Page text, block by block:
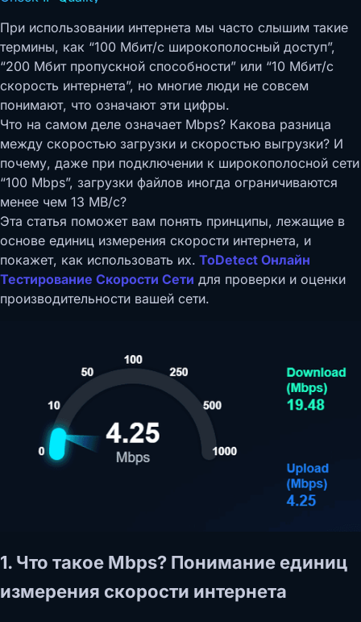
При использовании интернета мы часто слышим такие
термины, как “100 Мбит/с широкополосный доступ”,
“200 Мбит пропускной способности” или “10 Мбит/с
скорость интернета”, но многие люди не совсем
понимают, что означают эти цифры.
Что на самом деле означает Mbps? Какова разница
между скоростью загрузки и скоростью выгрузки? И
почему, даже при подключении к широкополосной сети
“100 Mbps”, загрузки файлов иногда ограничиваются
менее чем 13 MB/с?
Эта статья поможет вам понять принципы, лежащие в
основе единиц измерения скорости интернета, и
покажет, как использовать их. ToDetect Онлайн
Тестирование Скорости Сети для проверки и оценки
производительности вашей сети.
1. Что такое Mbps? Понимание единиц
измерения скорости интернета